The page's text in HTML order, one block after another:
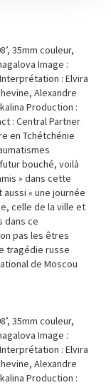
35mm couleur,
Image :
: Elvira
Alexandre
Production :
: Central Partner
en Tchétchénie
bouché, voilà
» dans cette
« une journée
celle de la ville et
dans ce
pas les êtres
tragédie russe
de Moscou
35mm couleur,
Image :
: Elvira
Alexandre
Production :